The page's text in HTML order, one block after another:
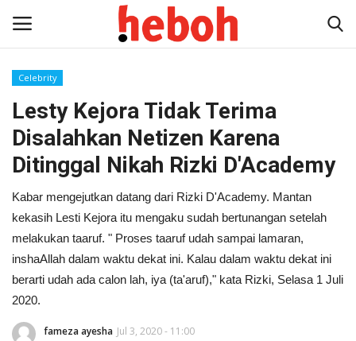
Home
Entertainment
Lifestyle
Video
Celebrity
Lesty Kejora Tidak Terima
Disalahkan Netizen Karena
Ditinggal Nikah Rizki D'Academy
Kabar mengejutkan datang dari Rizki D'Academy. Mantan
kekasih Lesti Kejora itu mengaku sudah bertunangan setelah
melakukan taaruf. " Proses taaruf udah sampai lamaran,
inshaAllah dalam waktu dekat ini. Kalau dalam waktu dekat ini
berarti udah ada calon lah, iya (ta'aruf)," kata Rizki, Selasa 1 Juli
2020.
fameza ayesha Jul 3, 2020 - 11:00